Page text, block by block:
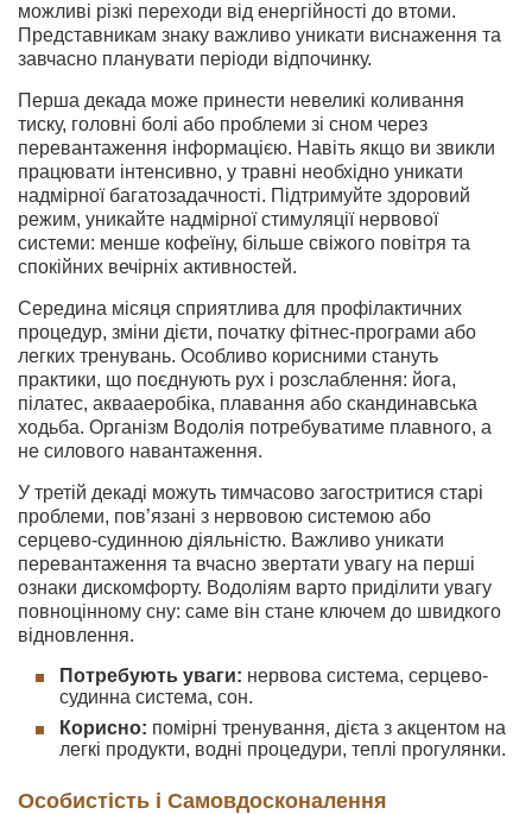
можливі різкі переходи від енергійності до втоми.
Представникам знаку важливо уникати виснаження та
завчасно планувати періоди відпочинку.
Перша декада може принести невеликі коливання
тиску, головні болі або проблеми зі сном через
перевантаження інформацією. Навіть якщо ви звикли
працювати інтенсивно, у травні необхідно уникати
надмірної багатозадачності. Підтримуйте здоровий
режим, уникайте надмірної стимуляції нервової
системи: менше кофеїну, більше свіжого повітря та
спокійних вечірніх активностей.
Середина місяця сприятлива для профілактичних
процедур, зміни дієти, початку фітнес-програми або
легких тренувань. Особливо корисними стануть
практики, що поєднують рух і розслаблення: йога,
пілатес, аквааеробіка, плавання або скандинавська
ходьба. Організм Водолія потребуватиме плавного, а
не силового навантаження.
У третій декаді можуть тимчасово загостритися старі
проблеми, пов’язані з нервовою системою або
серцево-судинною діяльністю. Важливо уникати
перевантаження та вчасно звертати увагу на перші
ознаки дискомфорту. Водоліям варто приділити увагу
повноцінному сну: саме він стане ключем до швидкого
відновлення.
Потребують уваги: нервова система, серцево-
судинна система, сон.
Корисно: помірні тренування, дієта з акцентом на
легкі продукти, водні процедури, теплі прогулянки.
Особистість і Самовдосконалення